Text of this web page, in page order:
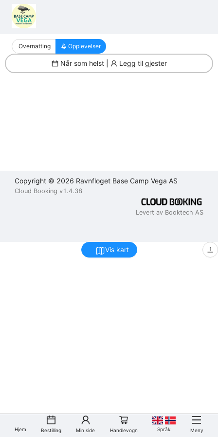
Overnatting Opplevelser
Når som helst | Legg til gjester
Copyright © 2026 Ravnfloget Base Camp Vega AS
Cloud Booking v1.4.38
Levert av Booktech AS
Hjem Bestilling Min side Handlevogn Språk Meny
Vis kart
Filter
Avtalebetingelser
Personvernerklæring
Kontakt
oss
Lukk